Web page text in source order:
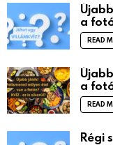
a
READ
a
READ
Régi